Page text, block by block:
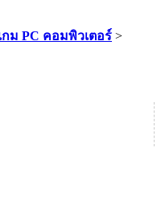
กม PC คอมพิวเตอร์ >